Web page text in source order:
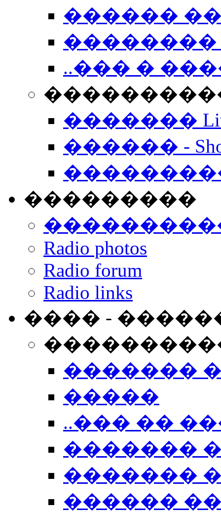
������
��������
..��� �
����������
�������
������ -
���������
Radio photos
Radio forum
Radio links
���� -
�������
�����
..��� ��
�������
�������
������